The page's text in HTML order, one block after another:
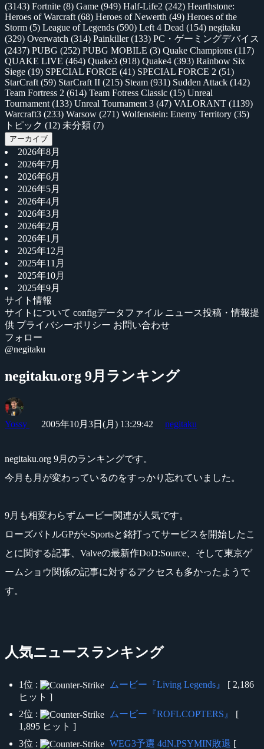
(3143) Fortnite (8) Game (949) Half-Life2 (242) Hearthstone:
Heroes of Warcraft (68) Heroes of Newerth (49) Heroes of the
Storm (5) League of Legends (590) Left 4 Dead (154) negitaku
(329) Overwatch (314) Painkiller(133) PC・ゲーミングデバイス
(2437) PUBG (252) PUBG MOBILE (3) Quake Champions (117)
QUAKE LIVE (464) Quake3 (918) Quake4 (393) Rainbow Six
Siege (19) SPECIAL FORCE (41) SPECIAL FORCE 2 (51)
StarCraft (59) StarCraft II (215) Steam (931) Sudden Attack (142)
Team Fortress 2 (614) Team Fotress Classic (15) Unreal
Tournament (133) Unreal Tournament 3 (47) VALORANT (1139)
Warcraft3 (233) Warsow (271) Wolfenstein: Enemy Territory (35)
トピック (12) 未分類 (7)
アーカイブ
2026年8月
2026年7月
2026年6月
2026年5月
2026年4月
2026年3月
2026年2月
2026年1月
2025年12月
2025年11月
2025年10月
2025年9月
サイト情報
サイトについて configデータファイル ニュース投稿・情報提
供 プライバシーポリシー お問い合わせ
フォロー
@negitaku
negitaku.org 9月ランキング
Yossy 2005年10月3日(月) 13:29:42 negitaku
negitaku.org 9月のランキングです。
今月も月が変わっているのをすっかり忘れていました。
9月も相変わらずムービー関連が人気です。
ローズバトルGPがe-Sportsと銘打ってサービスを開始したこ
とに関する記事、Valveの最新作DoD:Source、そして東京ゲ
ームショウ関係の記事に対するアクセスも多かったようで
す。
人気ニュースランキング
1位 : ムービー『Living Legends』
[ 2,186
ヒット ]
2位 :
ムービー『ROFLCOPTERS』
[
1,895 ヒット ]
3位 :
WEG3予選 4dN.PSYMIN敗退 [